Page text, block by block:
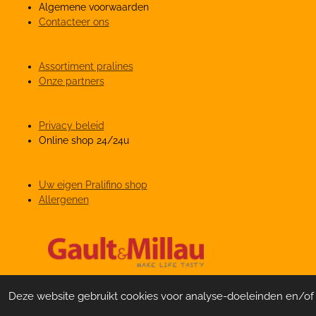
Deze website gebruikt cookies voor analyse-doeleinden en/
Algemene voorwaarden
Contacteer ons
Assortiment pralines
Onze partners
Privacy beleid
Online shop 24/24u
Uw eigen Pralifino shop
Allergenen
© 2021 Pralifino Waasland Shopping